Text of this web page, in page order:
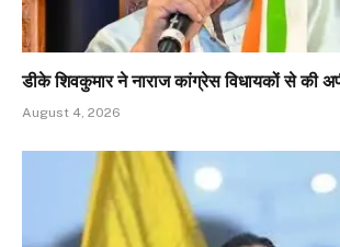
डीके शिवकुमार ने नाराज कांग्रेस विधायकों से की
August 4, 2026